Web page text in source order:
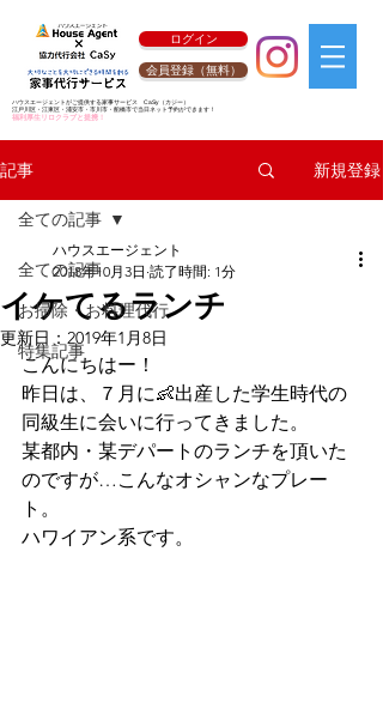
ログイン
会員登録（無料）
ハウスエージェントがご提供する家事サービス CaSy （カジー）
江戸川区・江東区・浦安市・市川市・船橋市で当日ネット予約ができます！
福利厚生リロクラブと提携！
記事 新規登録
全ての記事
お掃除・お料理代行
特集記事
全ての記事
イケてるランチ
ハウスエージェント
2018年10月3日 読了時間: 1分
更新日： 2019年1月8日
こんにちはー！
昨日は、７月に👶出産した学生時代の
同級生に会いに行ってきました。
某都内・某デパートのランチを頂いた
のですが…こんなオシャンなプレー
ト。
ハワイアン系です。